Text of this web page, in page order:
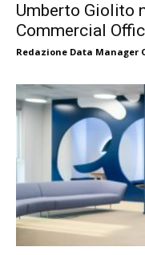
Umberto Giolito
Commercial
Redazione Data Manager